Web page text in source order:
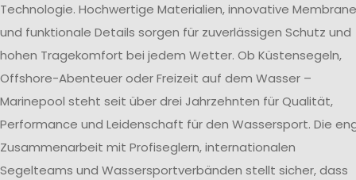
Technologie. Hochwertige Materialien, innovative
und funktionale Details sorgen für zuverlässigen Schutz und
hohen Tragekomfort bei jedem Wetter. Ob Küstensegeln,
Offshore-Abenteuer oder Freizeit auf dem Wasser –
Marinepool steht seit über drei Jahrzehnten für Qualität,
Performance und Leidenschaft für den Wassersport. Die
Zusammenarbeit mit Profiseglern, internationalen
Segelteams und Wassersportverbänden stellt sicher, dass